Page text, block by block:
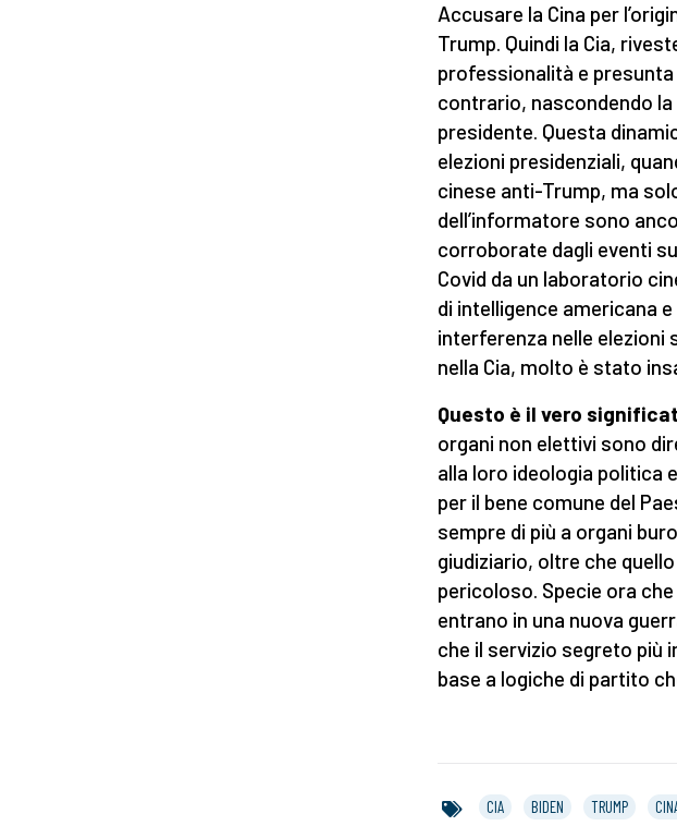
Accusare la Cina per
Trump. Quindi la Cia,
professionalità e
contrario, nascondendo
presidente. Questa
elezioni presidenziali,
cinese anti-Trump, ma
dell’informatore sono
corroborate dagli eventi
Covid da un laboratorio
di intelligence americana
interferenza nelle elezioni
nella Cia, molto è stato
Questo è il vero
organi non elettivi sono
alla loro ideologia politica
per il bene comune del
sempre di più a organi
giudiziario, oltre che
pericoloso. Specie ora
entrano in una nuova
che il servizio segreto più
base a logiche di partito
CIA BIDEN TRUMP